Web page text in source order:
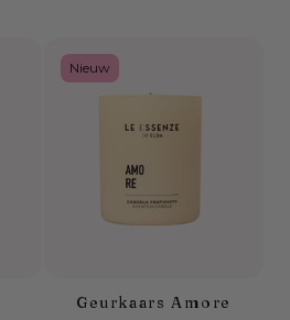
Nieuw
Geurkaars Amore